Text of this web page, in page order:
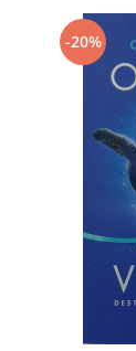
-20%